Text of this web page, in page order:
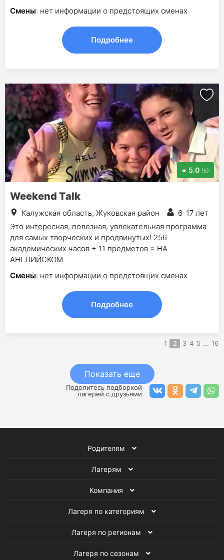
Смены: нет информации о предстоящих сменах
Подробнее
5.0 (5)
Weekend Talk
Калужская область, Жуковская район
6-17 лет
Это интересная, полезная, увлекательная программа
для самых творческих и продвинутых! 256
академических часов + 11 предметов = НА
АНГЛИЙСКОМ.
Смены: нет информации о предстоящих сменах
Подробнее
1 2 3 4 5 ... 16
Показать еще
Поделитесь подборкой
лагерей с друзьями
Родителям
Лагерям
Компания
Лагеря по категориям
Лагеря по регионам
Лагеря по сезонам